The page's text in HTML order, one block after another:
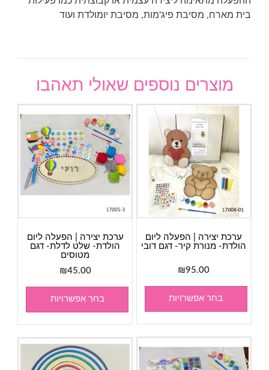
בית מארח, מסיבת פיג'מות, מסיבת יומולדת ועוד
מוצרים נוספים שאולי תאהבו
ערכת יצירה | הפעלה ליום
הולדת- מנורת קיר- דגם דובי
₪95.00
בחר אפשרויות
ערכת יצירה | הפעלה ליום
הולדת- שלט לדלת- דגם
מטוסים
₪45.00
בחר אפשרויות